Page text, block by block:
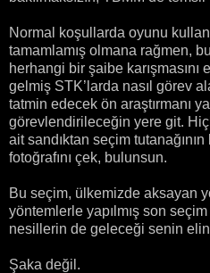
Normal koşullarda oyunu
tamamlamış olmana rağmen,
herhangi bir şaibe
gelmiş STK’larda nasıl görev
tatmin edecek ön araştırmanı
görevlendirileceğin yere git.
ait sandıktan seçim
fotoğrafını çek, bulunsun.
Bu seçim, ülkemizde aksayan
yöntemlerle yapılmış son
nesillerin de geleceği senin
Şaka değil.